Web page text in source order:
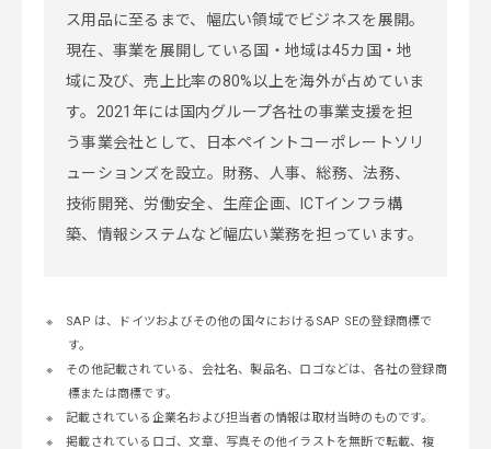
ス用品に至るまで、幅広い領域でビジネスを展開。
現在、事業を展開している国・地域は45カ国・地
域に及び、売上比率の80%以上を海外が占めていま
す。2021年には国内グループ各社の事業支援を担
う事業会社として、日本ペイントコーポレートソリ
ューションズを設立。財務、人事、総務、法務、
技術開発、労働安全、生産企画、ICTインフラ構
築、情報システムなど幅広い業務を担っています。
SAP は、ドイツおよびその他の国々におけるSAP SEの登録商標で
す。
その他記載されている、会社名、製品名、ロゴなどは、各社の登録商
標または商標です。
記載されている企業名および担当者の情報は取材当時のものです。
掲載されているロゴ、文章、写真その他イラストを無断で転載、複